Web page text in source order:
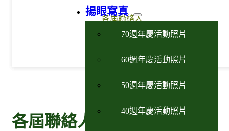
揚眼寫真
70週年慶活動照片
60週年慶活動照片
50週年慶活動照片
40週年慶活動照片
各屆聯絡人
各屆聯絡人